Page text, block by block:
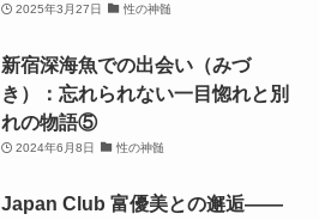
2025年3月27日 性の神髄
新宿深海魚での出会い（みづ
き）：忘れられない一目惚れと別
れの物語⑤
2024年6月8日 性の神髄
Japan Club 富優美との邂逅――